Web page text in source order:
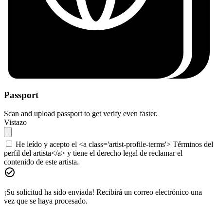
Passport
Scan and upload passport to get verify even faster.
Vistazo
He leído y acepto el <a class='artist-profile-terms'> Términos del
perfil del artista</a> y tiene el derecho legal de reclamar el
contenido de este artista.
¡Su solicitud ha sido enviada! Recibirá un correo electrónico una
vez que se haya procesado.